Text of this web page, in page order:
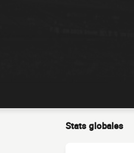
Stats globales